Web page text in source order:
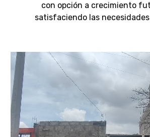
con opción a crecimiento
satisfaciendo las